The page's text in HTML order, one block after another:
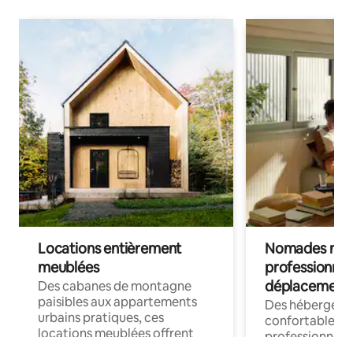
Locations entièrement
meublées
Des cabanes de montagne
paisibles aux appartements
urbains pratiques, ces
Nomades
déplacement
Des
confortables